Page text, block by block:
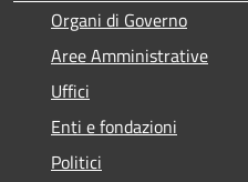
Organi di Governo
Aree Amministrative
Uffici
Enti e fondazioni
Politici